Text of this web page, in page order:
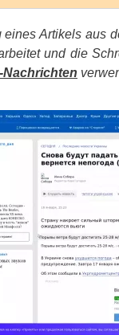
eines Artikels aus
und die
Nachrichten